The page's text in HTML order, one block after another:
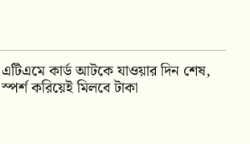
এটিএমে কার্ড আটকে যাওয়ার দিন শেষ,
স্পর্শ করিয়েই মিলবে টাকা